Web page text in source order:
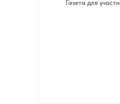
Газета для